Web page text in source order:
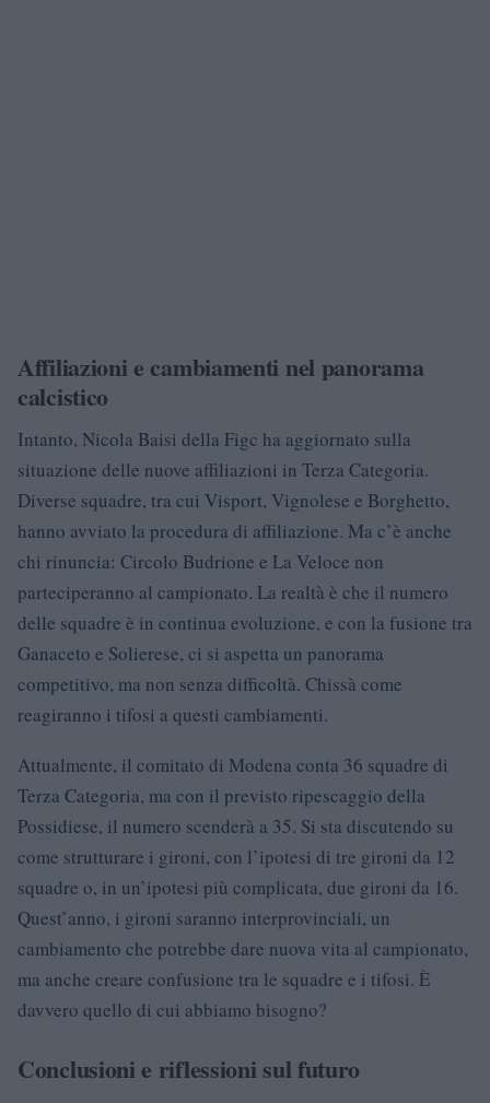
Affiliazioni e cambiamenti nel panorama
calcistico
Intanto, Nicola Baisi della Figc ha aggiornato sulla
situazione delle nuove affiliazioni in Terza Categoria.
Diverse squadre, tra cui Visport, Vignolese e Borghetto,
hanno avviato la procedura di affiliazione. Ma c’è anche
chi rinuncia: Circolo Budrione e La Veloce non
parteciperanno al campionato. La realtà è che il numero
delle squadre è in continua evoluzione, e con la fusione tra
Ganaceto e Solierese, ci si aspetta un panorama
competitivo, ma non senza difficoltà. Chissà come
reagiranno i tifosi a questi cambiamenti.
Attualmente, il comitato di Modena conta 36 squadre di
Terza Categoria, ma con il previsto ripescaggio della
Possidiese, il numero scenderà a 35. Si sta discutendo su
come strutturare i gironi, con l’ipotesi di tre gironi da 12
squadre o, in un’ipotesi più complicata, due gironi da 16.
Quest’anno, i gironi saranno interprovinciali, un
cambiamento che potrebbe dare nuova vita al campionato,
ma anche creare confusione tra le squadre e i tifosi. È
davvero quello di cui abbiamo bisogno?
Conclusioni e riflessioni sul futuro